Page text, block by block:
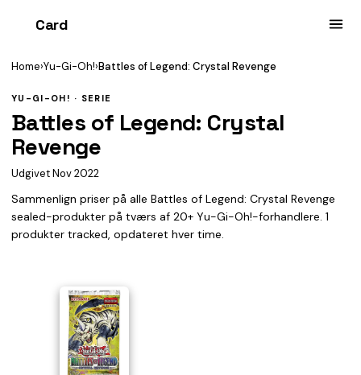
Card
Home›Yu-Gi-Oh!›Battles of Legend: Crystal Revenge
YU-GI-OH! · SERIE
Battles of Legend: Crystal
Revenge
Udgivet Nov 2022
Sammenlign priser på alle Battles of Legend: Crystal Revenge
sealed-produkter på tværs af 20+ Yu-Gi-Oh!-forhandlere. 1
produkter tracked, opdateret hver time.